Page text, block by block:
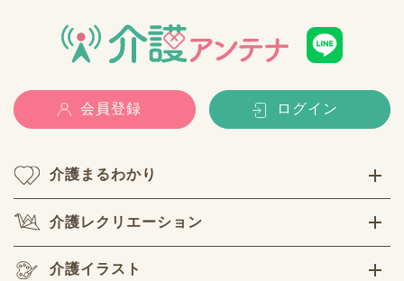
会員登録 ログイン
介護まるわかり
介護レクリエーション
介護イラスト